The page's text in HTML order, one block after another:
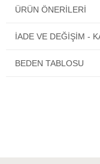
talimatı vardır.
ÜRÜN ÖNERILERI
İADE VE DEĞİŞİM -
BEDEN TABLOSU